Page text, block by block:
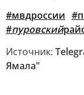
#мвдроссии
#пуровский
Источник:
Ямала"